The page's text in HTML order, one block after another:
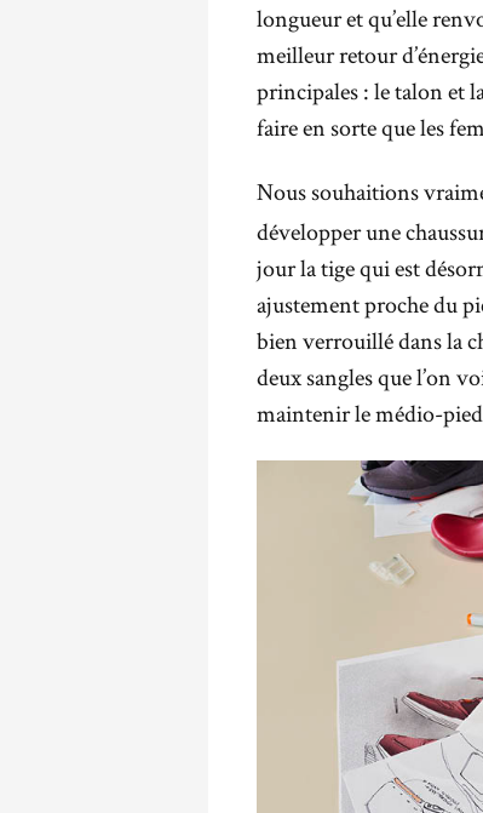
longueur et qu’elle
meilleur retour
principales : le talon et
faire en sorte que les
Nous souhaitions
développer une
jour la tige qui est
ajustement proche du
bien verrouillé dans la
deux sangles que l’on
maintenir le médio-pied